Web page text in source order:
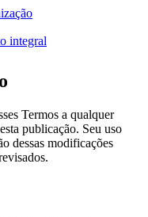
integral
Termos a qualquer
publicação. Seu uso
dessas modificações